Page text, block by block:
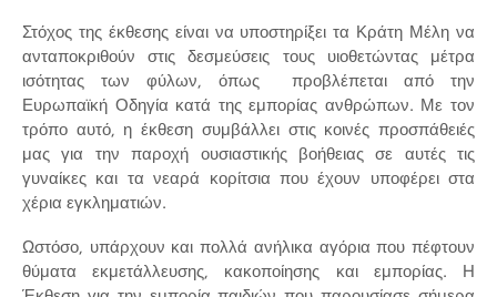
Στόχος της έκθεσης είναι να υποστηρίξει τα Κράτη Μέλη να
ανταποκριθούν στις δεσμεύσεις τους υιοθετώντας μέτρα
ισότητας των φύλων, όπως προβλέπεται από την
Ευρωπαϊκή Οδηγία κατά της εμπορίας ανθρώπων. Με τον
τρόπο αυτό, η έκθεση συμβάλλει στις κοινές προσπάθειές
μας για την παροχή ουσιαστικής βοήθειας σε αυτές τις
γυναίκες και τα νεαρά κορίτσια που έχουν υποφέρει στα
χέρια εγκληματιών.
Ωστόσο, υπάρχουν και πολλά ανήλικα αγόρια που πέφτουν
θύματα εκμετάλλευσης, κακοποίησης και εμπορίας. Η